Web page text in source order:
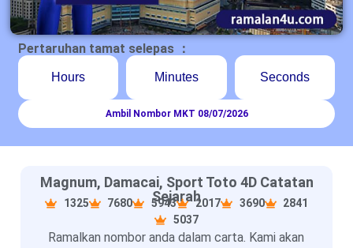
Pertaruhan tamat selepas ：
Hours Minutes Seconds
Ambil Nombor MKT 08/07/2026
Magnum, Damacai, Sport Toto 4D Catatan
Sejarah
1325 7680 5943 2017 3690
2841
5037
Ramalkan nombor anda dalam carta. Kami akan